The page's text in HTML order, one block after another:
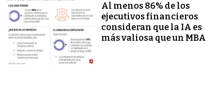
Al menos 86% de los
ejecutivos financieros
consideran que la IA es
más valiosa que un MBA